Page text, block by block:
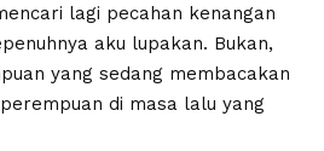
lagi pecahan kenangan
aku lupakan. Bukan,
yang sedang membacakan
di masa lalu yang